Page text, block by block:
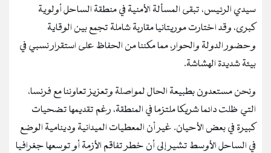
سيدي الرئيس، تبقى المسألة الأمنية في منطقة الساحل أولوية
كبرى، وقد اختارت موريتانيا مقاربة شاملة تجمع بين الوقاية
وحضور الدولة والحوار، مما مكننا من الحفاظ على استقرار نسبي في
بيئة شديدة الهشاشة.
ونحن مستعدون بطبيعة الحال لمواصلة وتعزيز تعاوننا مع فرنسا،
التي ظلت دائما شريكا ملتزما في المنطقة، رغم تقديمها تضحيات
كبيرة في بعض الأحيان. غير أن المعطيات الميدانية ودينامية الوضع
في الساحل الأوسط تشير إلى أن خطر تفاقم الأزمة أو توسعها جغرافيا